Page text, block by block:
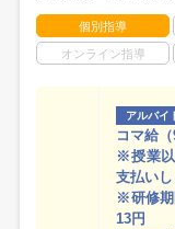
個別指導
オンライン指導
アルバイ
コマ給
※授業
支払い
※研修期
13円